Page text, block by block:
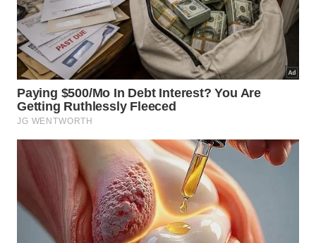
condomínios. Essa postura cidadã demonstra
preocupação genuína com os indivíduos ao redor,
estabelecendo padrões saudáveis que incentivam a
plenaconvivência urbanacoletiva.